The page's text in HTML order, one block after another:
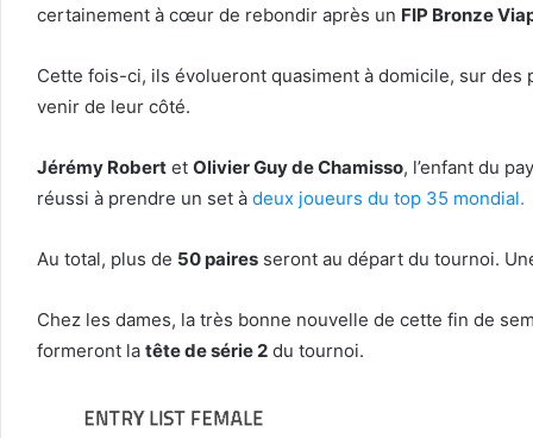
certainement à cœur de rebondir après un FIP Bronze
Cette fois-ci, ils évolueront quasiment à domicile, sur des
venir de leur côté.
Jérémy Robert et Olivier Guy de Chamisso, l’enfant du
réussi à prendre un set à deux joueurs du top 35 mondial.
Au total, plus de 50 paires seront au départ du tournoi.
Chez les dames, la très bonne nouvelle de cette fin de
formeront la tête de série 2 du tournoi.